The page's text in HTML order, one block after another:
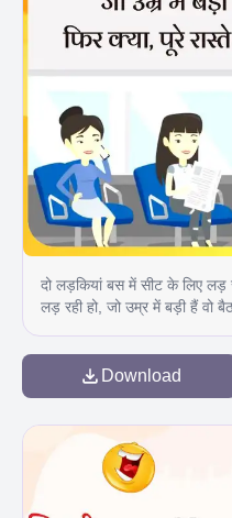
दो लड़कियां बस में सीट के लिए लड़
लड़ रही हो, जो उम्र में बड़ी हैं वो
Download